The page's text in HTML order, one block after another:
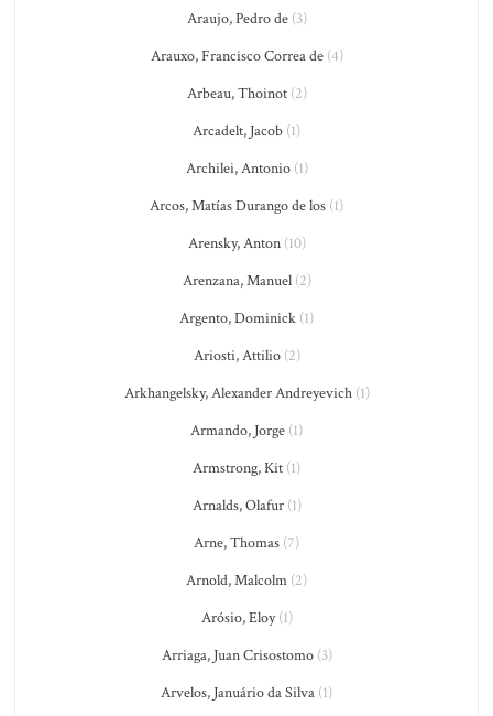
Araujo, Pedro de(3)
Arauxo, Francisco Correa de(4)
Arbeau, Thoinot(2)
Arcadelt, Jacob (1)
Archilei, Antonio(1)
Arcos, Matías Durango de los (1)
Arensky, Anton(10)
Arenzana, Manuel(2)
Argento, Dominick (1)
Ariosti, Attilio(2)
Arkhangelsky, Alexander Andreyevich(1)
Armando, Jorge (1)
Armstrong, Kit (1)
Arnalds, Olafur(1)
Arne, Thomas (7)
Arnold, Malcolm (2)
Arósio, Eloy(1)
Arriaga, Juan Crisostomo(3)
Arvelos, Januário da Silva (1)